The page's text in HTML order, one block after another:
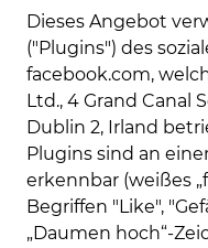
Dieses Angebot
("Plugins") des
facebook.com,
Ltd., 4 Grand Canal
Dublin 2, Irland
Plugins sind an
erkennbar (weißes
Begriffen "Like",
„Daumen hoch“-